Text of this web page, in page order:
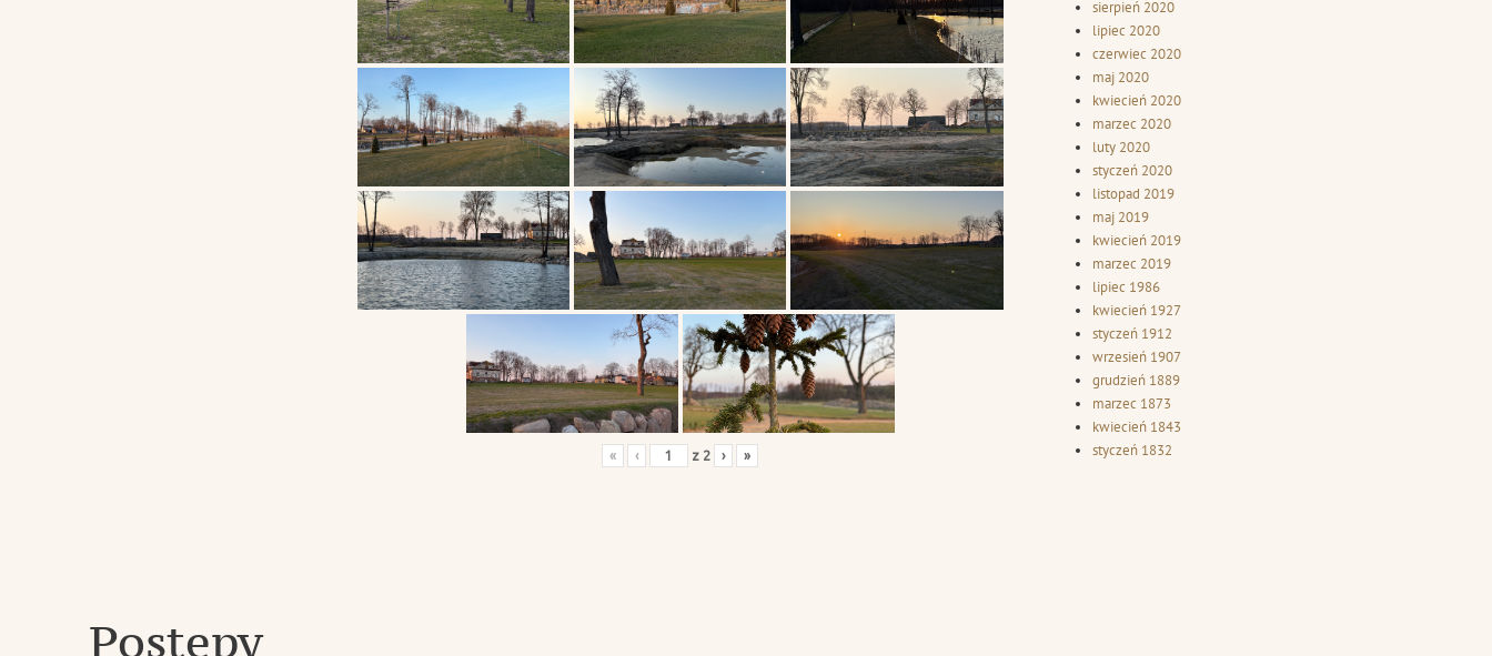
« ‹ z 2 › »
Postępy
sierpień 2020
lipiec 2020
czerwiec 2020
maj 2020
kwiecień 2020
marzec 2020
luty 2020
styczeń 2020
listopad 2019
maj 2019
kwiecień 2019
marzec 2019
lipiec 1986
kwiecień 1927
styczeń 1912
wrzesień 1907
grudzień 1889
marzec 1873
kwiecień 1843
styczeń 1832